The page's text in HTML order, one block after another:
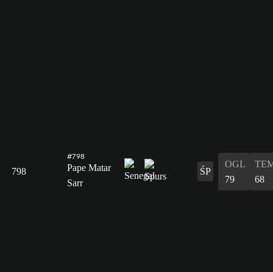
798
#798
Pape Matar
Sarr
ŚP
OGL
79
68